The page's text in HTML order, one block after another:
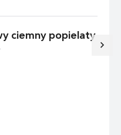
ciemny popielaty